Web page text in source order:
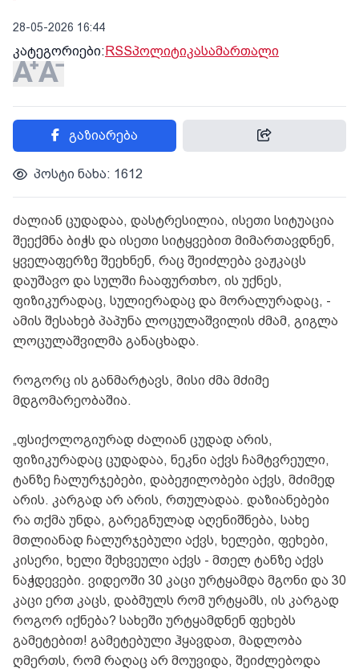
28-05-2026 16:44
კატეგორიები:RSSპოლიტიკასამართალი
გაზიარება
პოსტი ნახა: 1612
ძალიან ცუდადაა, დასტრესილია, ისეთი სიტუაცია
შეექმნა ბიჭს და ისეთი სიტყვებით მიმართავდნენ,
ყველაფერზე შეეხნენ, რაც შეიძლება ვაჟკაცს
დაუშავო და სულში ჩააფურთხო, ის უქნეს,
ფიზიკურადაც, სულიერადაც და მორალურადაც, -
ამის შესახებ პაპუნა ლოცულაშვილის ძმამ, გიგლა
ლოცულაშვილმა განაცხადა.
როგორც ის განმარტავს, მისი ძმა მძიმე
მდგომარეობაშია.
„ფსიქოლოგიურად ძალიან ცუდად არის,
ფიზიკურადაც ცუდადაა, ნეკნი აქვს ჩამტვრეული,
ტანზე ჩალურჯებები, დაბეჟილობები აქვს, მძიმედ
არის. კარგად არ არის, რთულადაა. დაზიანებები
რა თქმა უნდა, გარეგნულად აღენიშნება, სახე
მთლიანად ჩალურჯებული აქვს, ხელები, ფეხები,
კისერი, ხელი შეხვეული აქვს - მთელ ტანზე აქვს
ნაჭდევები. ვიდეოში 30 კაცი ურტყამდა მგონი და 30
კაცი ერთ კაცს, დაბმულს რომ ურტყამს, ის კარგად
როგორ იქნება? სახეში ურტყამდნენ ფეხებს
გამეტებით! გამეტებული ჰყავდათ, მადლობა
ღმერთს, რომ რაღაც არ მოუვიდა, შეიძლებოდა